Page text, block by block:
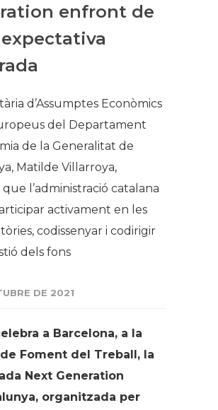
enfront de
expectativa
d’Assumptes Econòmics
del Departament
de la Generalitat de
Matilde Villarroya,
l’administració catalana
activament en les
codissenyar i codirigir
dels fons
DE 2021
a Barcelona, a la
Foment del Treball, la
Next Generation
organitzada per